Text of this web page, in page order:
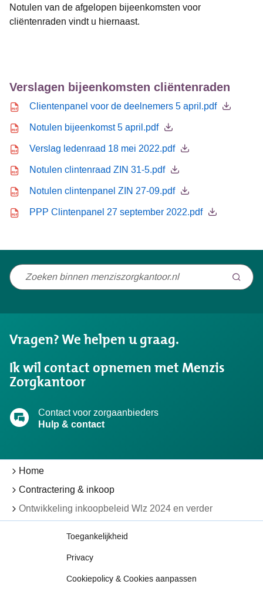
Notulen van de afgelopen bijeenkomsten voor
cliëntenraden vindt u hiernaast.
Verslagen bijeenkomsten cliëntenraden
Icon file type-pdfClientenpanel voor de deelnemers 5 april.pdf
Icon file type-pdfNotulen bijeenkomst 5 april.pdf
Icon file type-pdfVerslag ledenraad 18 mei 2022.pdf
Icon file type-pdfNotulen clintenraad ZIN 31-5.pdf
Icon file type-pdfNotulen clintenpanel ZIN 27-09.pdf
Icon file type-pdfPPP Clintenpanel 27 september 2022.pdf
Niet
wat
zocht?
Vragen? We helpen u graag.
Ik wil contact opnemen met Menzis
Zorgkantoor
Contact voor zorgaanbieders
Hulp & contact
Home
Contractering & inkoop
Ontwikkeling inkoopbeleid Wlz 2024 en verder
Toegankelijkheid
Privacy
Cookiepolicy & Cookies aanpassen